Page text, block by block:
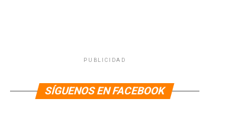
PUBLICIDAD
SÍGUENOS EN FACEBOOK